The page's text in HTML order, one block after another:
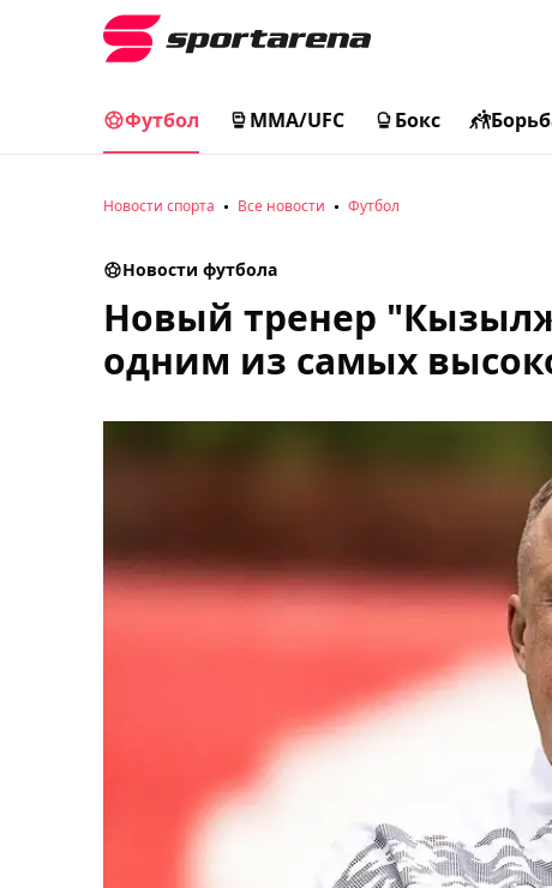
Футбол MMA/UFC Бокс
Новости спорта Все новости Футбол
Новости футбола
Новый тренер
одним из самых